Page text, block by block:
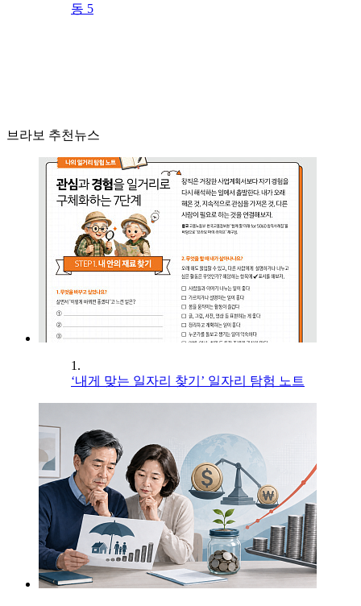
동 5
브라보 추천뉴스
1.
‘내게 맞는 일자리 찾기’ 일자리 탐험 노트